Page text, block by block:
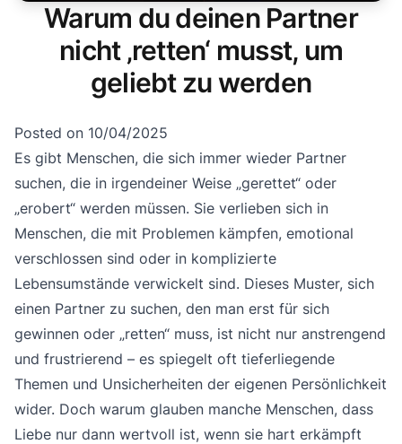
Warum du deinen Partner
nicht ‚retten‘ musst, um
geliebt zu werden
Posted on 10/04/2025
Es gibt Menschen, die sich immer wieder Partner
suchen, die in irgendeiner Weise „gerettet“ oder
„erobert“ werden müssen. Sie verlieben sich in
Menschen, die mit Problemen kämpfen, emotional
verschlossen sind oder in komplizierte
Lebensumstände verwickelt sind. Dieses Muster, sich
einen Partner zu suchen, den man erst für sich
gewinnen oder „retten“ muss, ist nicht nur anstrengend
und frustrierend – es spiegelt oft tieferliegende
Themen und Unsicherheiten der eigenen Persönlichkeit
wider. Doch warum glauben manche Menschen, dass
Liebe nur dann wertvoll ist, wenn sie hart erkämpft